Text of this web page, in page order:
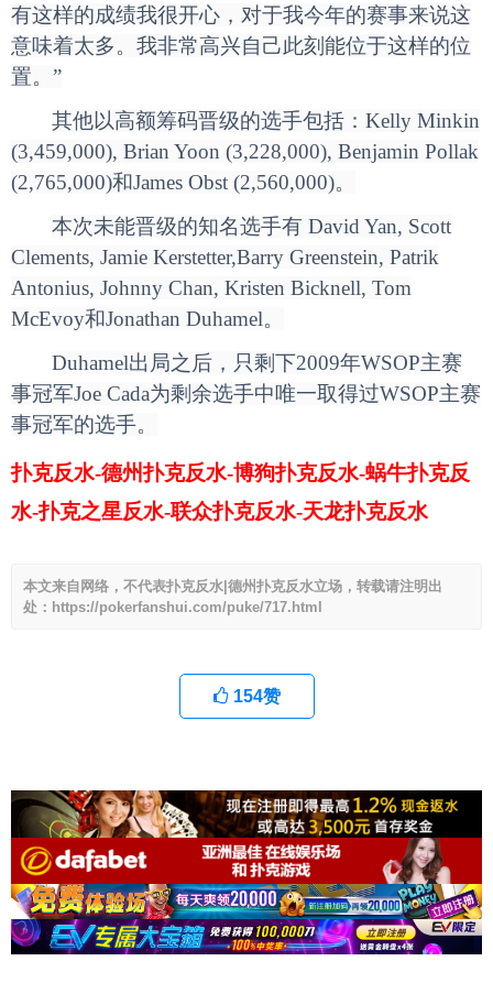
有这样的成绩我很开心，对于我今年的赛事来说这
意味着太多。我非常高兴自己此刻能位于这样的位
置。”
其他以高额筹码晋级的选手包括：Kelly Minkin
(3,459,000), Brian Yoon (3,228,000), Benjamin Pollak
(2,765,000)和James Obst (2,560,000)。
本次未能晋级的知名选手有 David Yan, Scott
Clements, Jamie Kerstetter,Barry Greenstein, Patrik
Antonius, Johnny Chan, Kristen Bicknell, Tom
McEvoy和Jonathan Duhamel。
Duhamel出局之后，只剩下2009年WSOP主赛
事冠军Joe Cada为剩余选手中唯一取得过WSOP主赛
事冠军的选手。
扑克反水-德州扑克反水-博狗扑克反水-蜗牛扑克反
水-扑克之星反水-联众扑克反水-天龙扑克反水
本文来自网络，不代表扑克反水|德州扑克反水立场，转载请注明出
处：https://pokerfanshui.com/puke/717.html
154赞